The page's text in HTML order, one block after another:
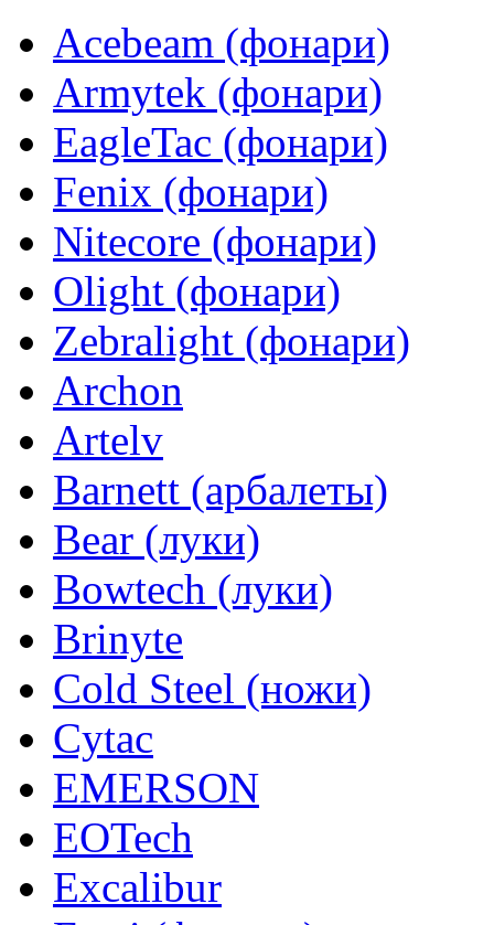
Acebeam (фонари)
Armytek (фонари)
EagleTac (фонари)
Fenix (фонари)
Nitecore (фонари)
Olight (фонари)
Zebralight (фонари)
Archon
Artelv
Barnett (арбалеты)
Bear (луки)
Bowtech (луки)
Brinyte
Cold Steel (ножи)
Cytac
EMERSON
EOTech
Excalibur